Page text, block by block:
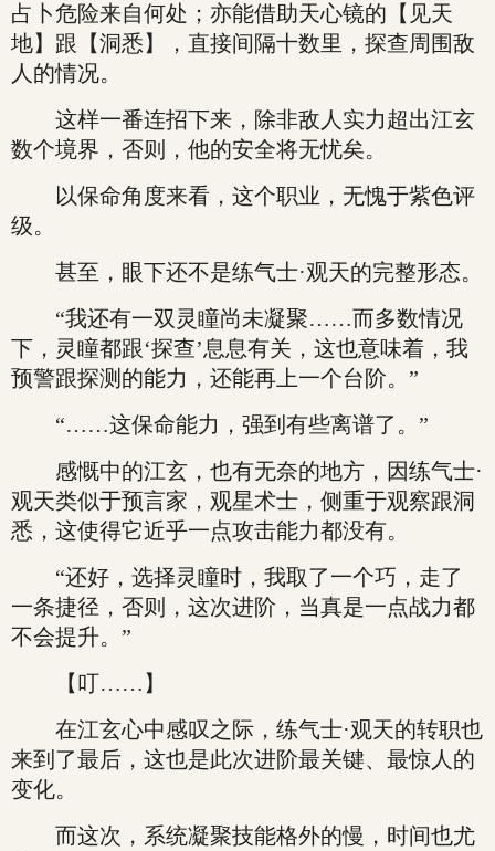
占卜危险来自何处；亦能借助天心镜的【见天
地】跟【洞悉】，直接间隔十数里，探查周围敌
人的情况。
这样一番连招下来，除非敌人实力超出江玄
数个境界，否则，他的安全将无忧矣。
以保命角度来看，这个职业，无愧于紫色评
级。
甚至，眼下还不是练气士·观天的完整形态。
“我还有一双灵瞳尚未凝聚……而多数情况
下，灵瞳都跟‘探查’息息有关，这也意味着，我
预警跟探测的能力，还能再上一个台阶。”
“……这保命能力，强到有些离谱了。”
感慨中的江玄，也有无奈的地方，因练气士·
观天类似于预言家，观星术士，侧重于观察跟洞
悉，这使得它近乎一点攻击能力都没有。
“还好，选择灵瞳时，我取了一个巧，走了
一条捷径，否则，这次进阶，当真是一点战力都
不会提升。”
【叮……】
在江玄心中感叹之际，练气士·观天的转职也
来到了最后，这也是此次进阶最关键、最惊人的
变化。
而这次，系统凝聚技能格外的慢，时间也尤